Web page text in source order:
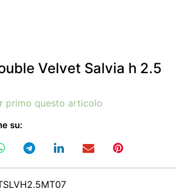
Velvet Salvia h 2.5
primo questo articolo
su: